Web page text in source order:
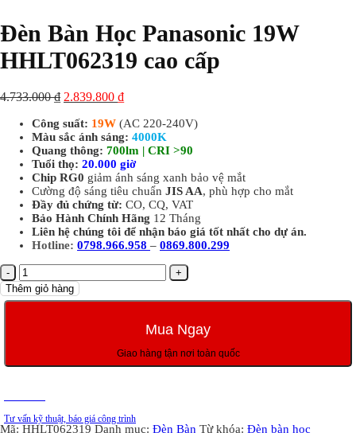
Đèn Bàn Học Panasonic 19W
HHLT062319 cao cấp
4.733.000₫ 2.839.800 ₫
Công suất: 19W (AC 220-240V)
Màu sắc ánh sáng: 4000K
Quang thông: 700lm | CRI >90
Tuổi thọ: 20.000 giờ
Chip RG0 giảm ánh sáng xanh bảo vệ mắt
Cường độ sáng tiêu chuẩn JIS AA, phù hợp cho mắt
Đầy đủ chứng từ: CO, CQ, VAT
Bảo Hành Chính Hãng 12 Tháng
Liên hệ chúng tôi để nhận báo giá tốt nhất cho dự án.
Hotline: 0798.966.958 – 0869.800.299
Đèn
Bàn
Học
cấp
Thêm giỏ hàng
Mua Ngay
Giao hàng tận nơi toàn quốc
Tư vấn kỹ thuật, báo giá công trình
Mã: HHLT062319 Danh mục: Đèn Bàn Từ khóa: Đèn bàn học